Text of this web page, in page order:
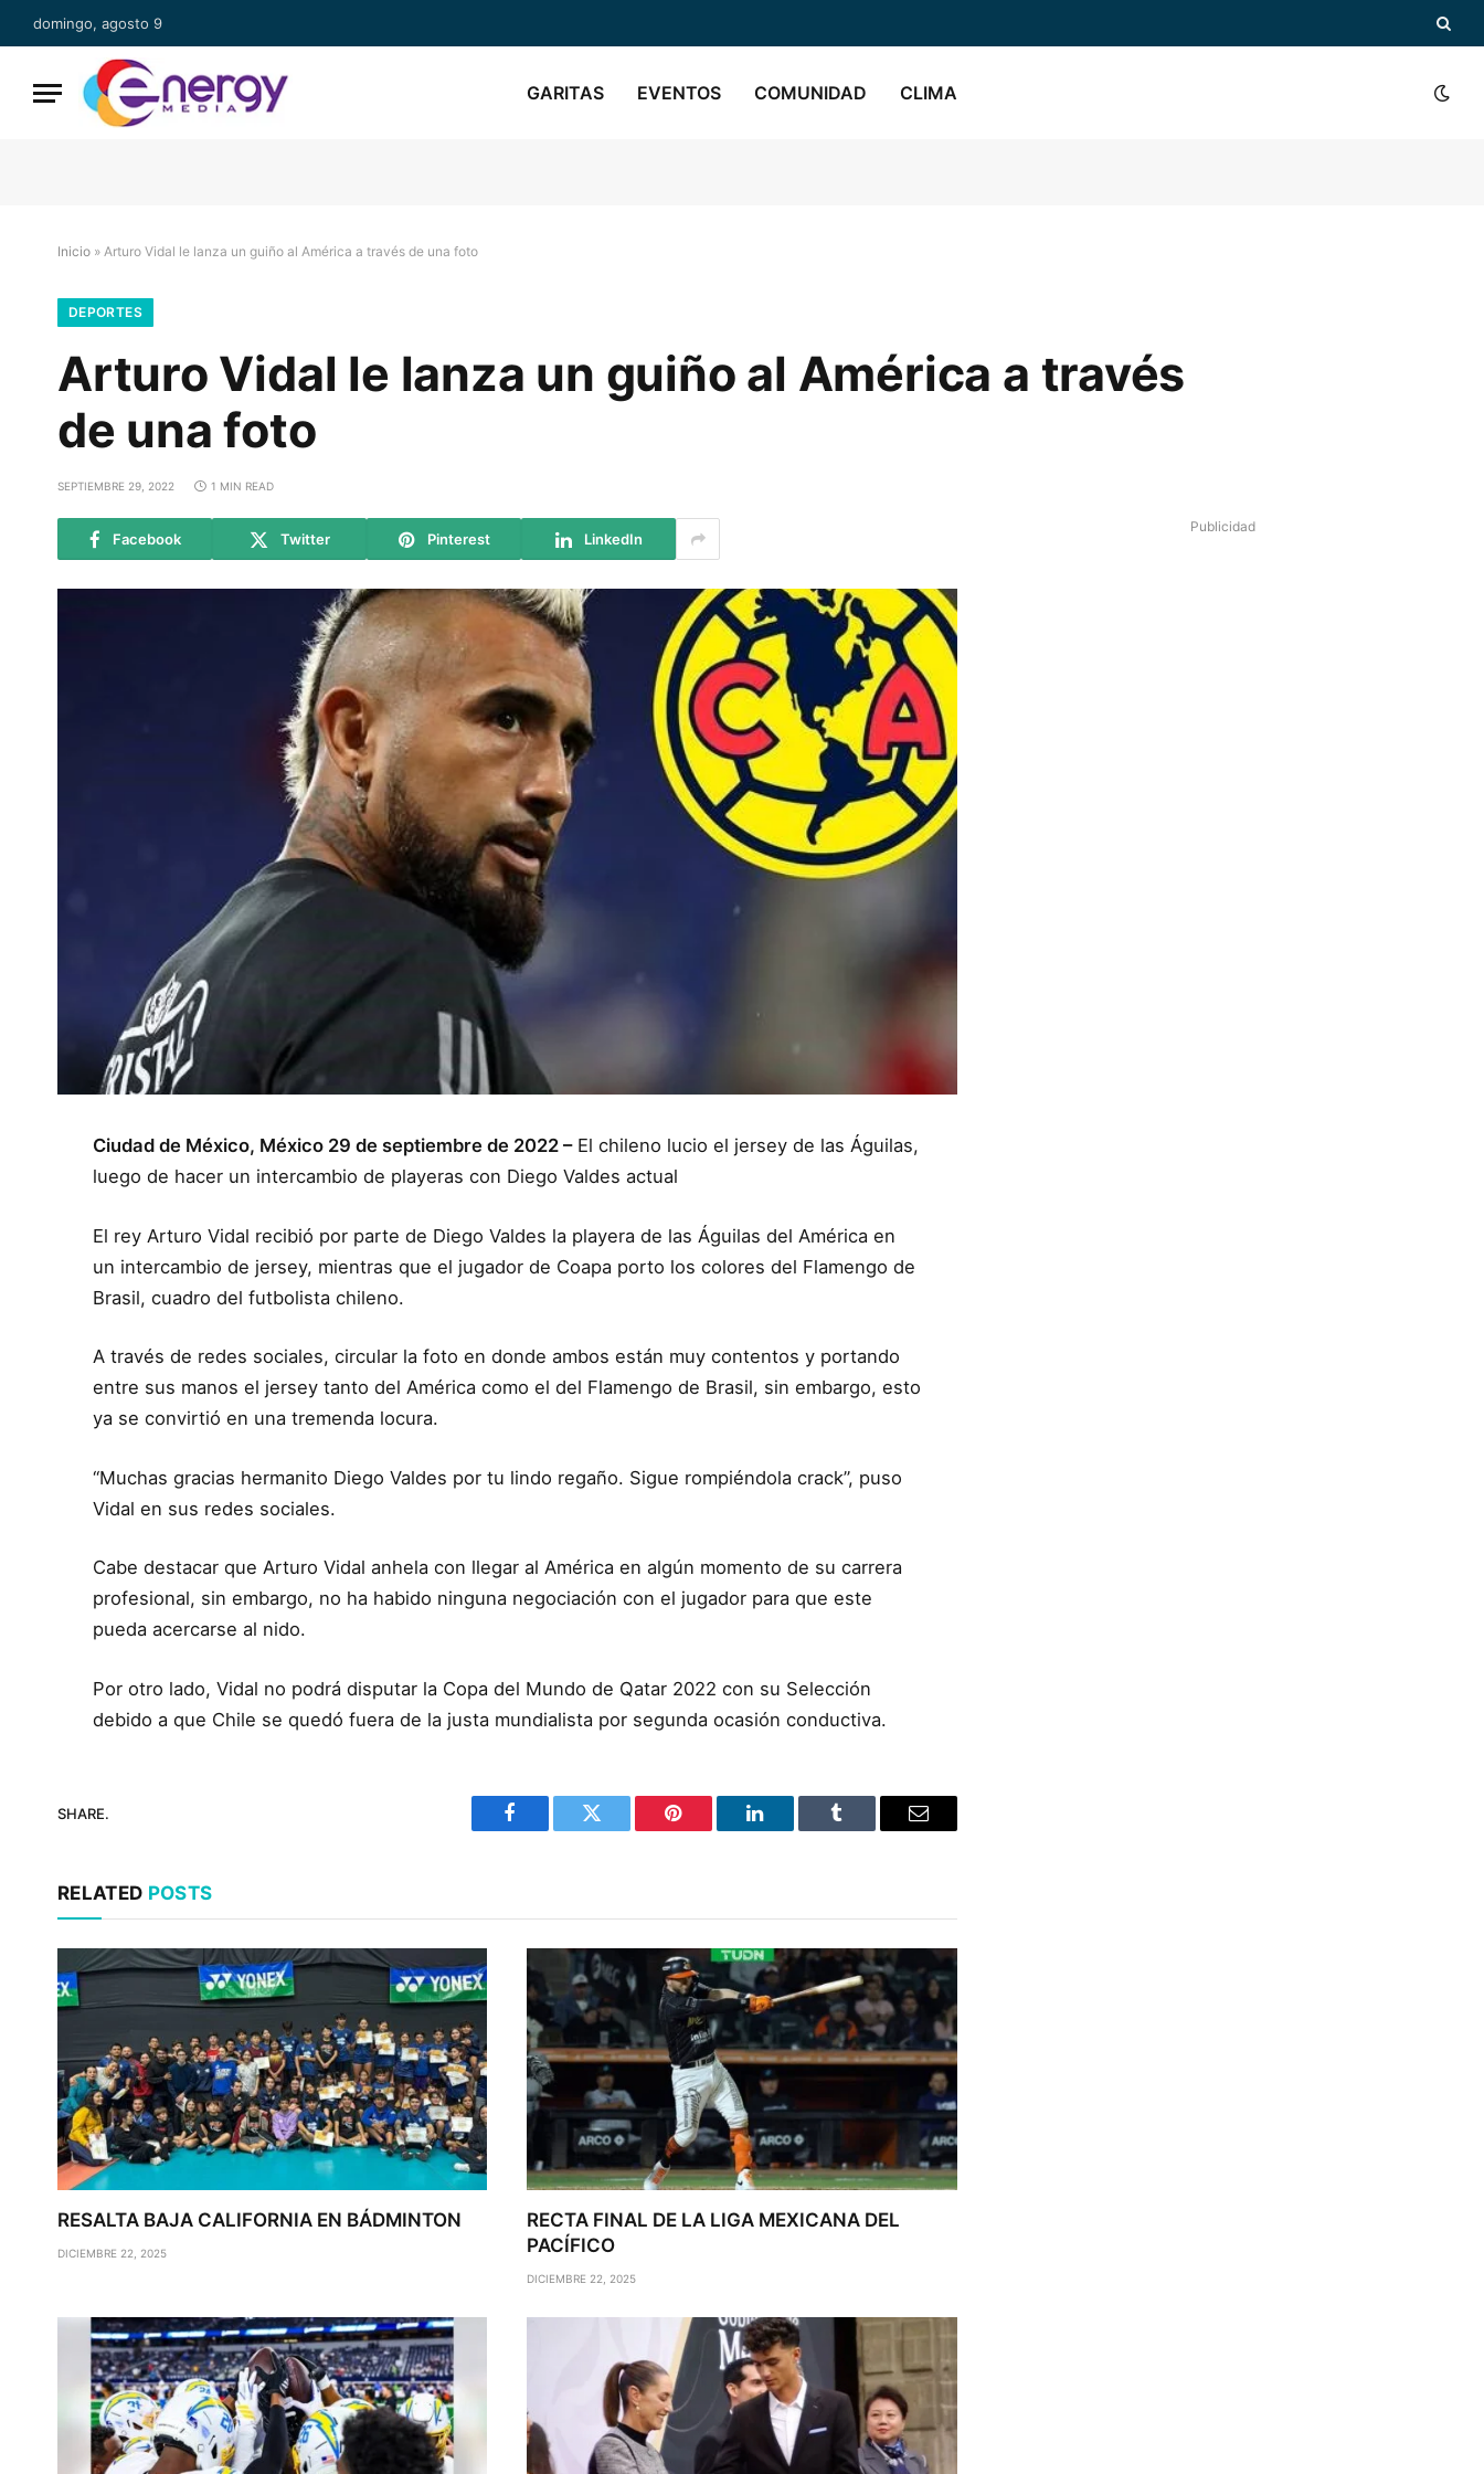
domingo, agosto 9
GARITAS EVENTOS COMUNIDAD CLIMA
Inicio » Arturo Vidal le lanza un guiño al América a través de una foto
DEPORTES
Arturo Vidal le lanza un guiño al América a través
de una foto
SEPTIEMBRE 29, 2022 1 MIN READ
Facebook Twitter Pinterest LinkedIn
Ciudad de México, México 29 de septiembre de 2022 –El chileno lucio el jersey de las Águilas,
luego de hacer un intercambio de playeras con Diego Valdes actual
El rey Arturo Vidal recibió por parte de Diego Valdes la playera de las Águilas del América en
un intercambio de jersey, mientras que el jugador de Coapa porto los colores del Flamengo de
Brasil, cuadro del futbolista chileno.
A través de redes sociales, circular la foto en donde ambos están muy contentos y portando
entre sus manos el jersey tanto del América como el del Flamengo de Brasil, sin embargo, esto
ya se convirtió en una tremenda locura.
“Muchas gracias hermanito Diego Valdes por tu lindo regaño. Sigue rompiéndola crack”, puso
Vidal en sus redes sociales.
Cabe destacar que Arturo Vidal anhela con llegar al América en algún momento de su carrera
profesional, sin embargo, no ha habido ninguna negociación con el jugador para que este
pueda acercarse al nido.
Por otro lado, Vidal no podrá disputar la Copa del Mundo de Qatar 2022 con su Selección
debido a que Chile se quedó fuera de la justa mundialista por segunda ocasión conductiva.
SHARE.
Facebook Twitter Pinterest LinkedIn Tumblr Email
RELATED POSTS
RESALTA BAJA CALIFORNIA EN BÁDMINTON
DICIEMBRE 22, 2025
RECTA FINAL DE LA LIGA MEXICANA DEL
PACÍFICO
DICIEMBRE 22, 2025
Publicidad